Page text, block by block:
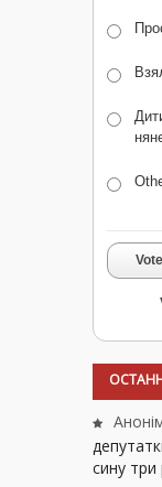
Vote
сину три